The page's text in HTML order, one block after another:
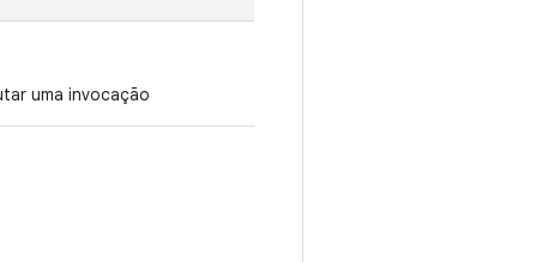
uma invocação